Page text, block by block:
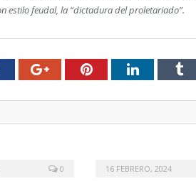
estilo feudal, la “dictadura del proletariado”.
Google+PinterestLinkedIn
0 16 FEBRERO, 2024